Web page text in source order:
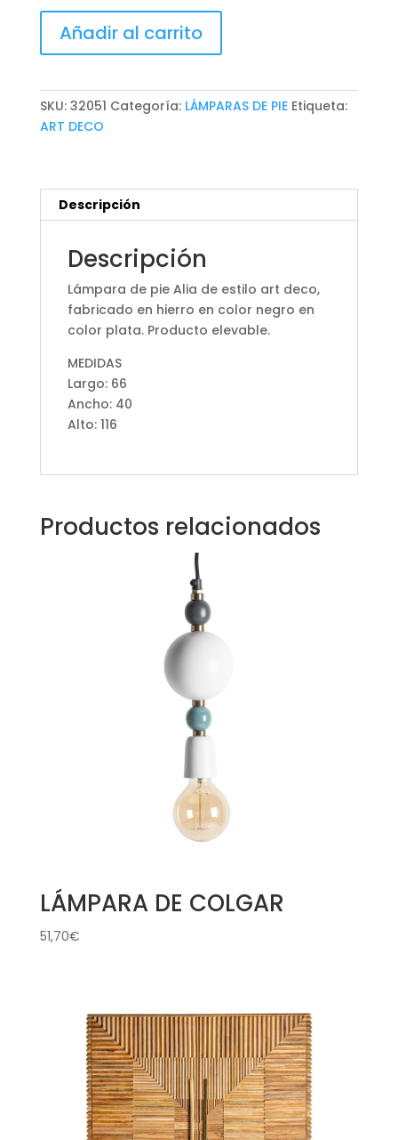
PIE
cantidad
Añadir al carrito
SKU: 32051 Categoría: LÁMPARAS DE PIE Etiqueta:
ART DECO
Descripción
Descripción
Lámpara de pie Alia de estilo art deco,
fabricado en hierro en color negro en
color plata. Producto elevable.
MEDIDAS
Largo: 66
Ancho: 40
Alto: 116
Productos relacionados
LÁMPARA DE COLGAR
51,70€